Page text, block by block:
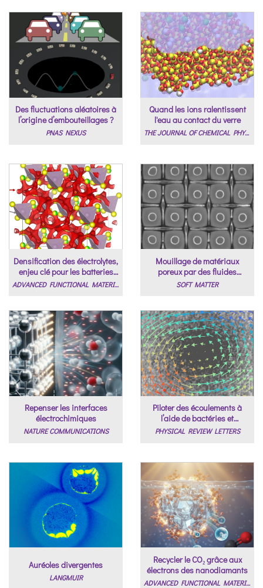
Des fluctuations aléatoires à
l’origine d’embouteillages ?
PNAS NEXUS
Quand les ions ralentissent
l'eau au contact du verre
THE JOURNAL OF CHEMICAL PHYSICS
Densification des électrolytes,
enjeu clé pour les batteries
solides
ADVANCED FUNCTIONAL MATERIALS
Mouillage de matériaux
poreux par des fluides
complexes
SOFT MATTER
Repenser les interfaces
électrochimiques
NATURE COMMUNICATIONS
Piloter des écoulements à
l’aide de bactéries et
d’aimants
PHYSICAL REVIEW LETTERS
Auréoles divergentes
LANGMUIR
Recycler le CO₂ grâce aux
électrons des nanodiamants
ADVANCED FUNCTIONAL MATERIALS